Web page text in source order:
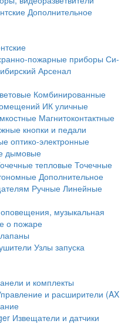
Дополнительное
пожарные приборы Си-
Арсенал
Комбинированные
ИК уличные
Магнитоконтактные
кнопки и педали
оптико-электронные
дымовые
тепловыеТочечные
Дополнительное
Ручные Линейные
музыкальная
о пожаре
Узлы запуска
и комплекты
и расширители (AX
Извещатели и датчики